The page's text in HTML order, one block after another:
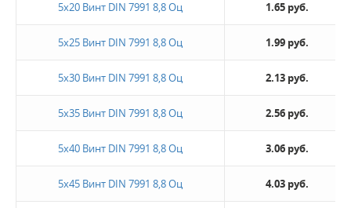
5х20 Винт DIN 7991 8,8 Оц 1.65 руб.
5х25 Винт DIN 7991 8,8 Оц 1.99 руб.
5х30 Винт DIN 7991 8,8 Оц 2.13 руб.
5х35 Винт DIN 7991 8,8 Оц 2.56 руб.
5х40 Винт DIN 7991 8,8 Оц 3.06 руб.
5х45 Винт DIN 7991 8,8 Оц 4.03 руб.